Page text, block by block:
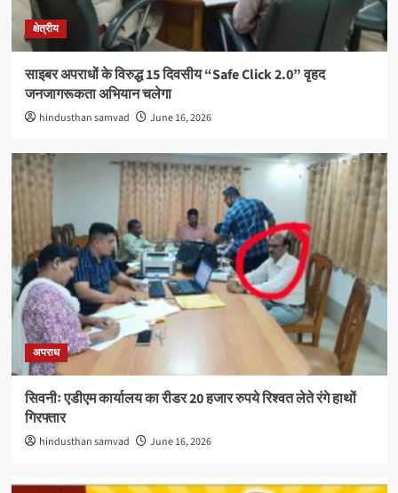
क्षेत्रीय
साइबर अपराधों के विरुद्ध 15 दिवसीय “Safe Click 2.0” वृहद
जनजागरूकता अभियान चलेगा
hindusthan samvad June 16, 2026
अपराध
सिवनीः एडीएम कार्यालय का रीडर 20 हजार रुपये रिश्वत लेते रंगे हाथों
गिरफ्तार
hindusthan samvad June 16, 2026